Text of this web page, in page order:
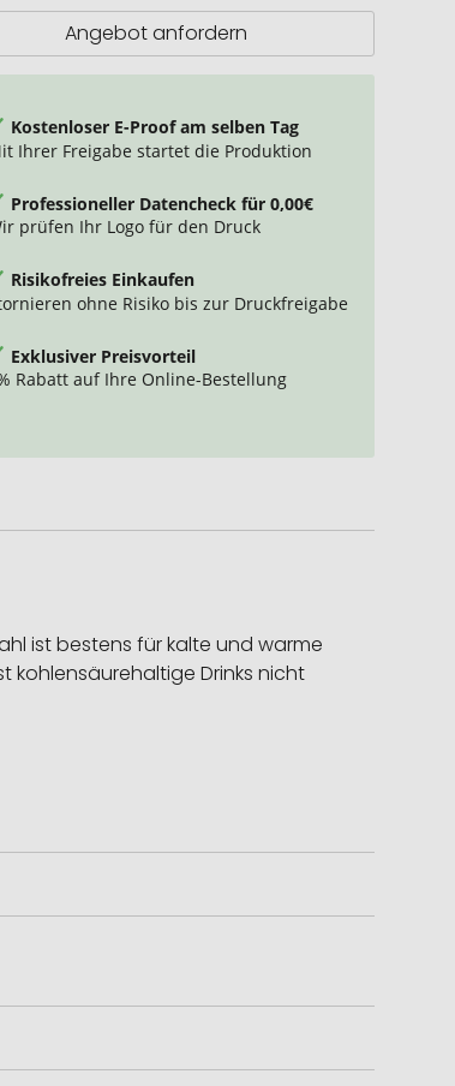
Angebot anfordern
Kostenloser E-Proof am selben Tag
Ihrer Freigabe startet die Produktion
Professioneller Datencheck für 0,00€
prüfen Ihr Logo für den Druck
Risikofreies Einkaufen
ohne Risiko bis zur Druckfreigabe
Exklusiver Preisvorteil
Rabatt auf Ihre Online-Bestellung
ist bestens für kalte und warme
kohlensäurehaltige Drinks nicht